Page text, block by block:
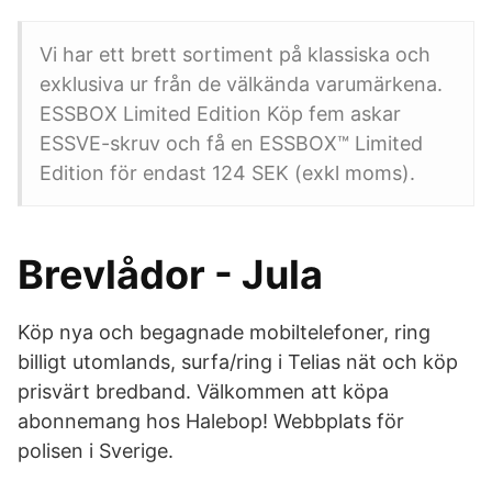
Vi har ett brett sortiment på klassiska och
exklusiva ur från de välkända varumärkena.
ESSBOX Limited Edition Köp fem askar
ESSVE-skruv och få en ESSBOX™ Limited
Edition för endast 124 SEK (exkl moms).
Brevlådor - Jula
Köp nya och begagnade mobiltelefoner, ring
billigt utomlands, surfa/ring i Telias nät och köp
prisvärt bredband. Välkommen att köpa
abonnemang hos Halebop! Webbplats för
polisen i Sverige.